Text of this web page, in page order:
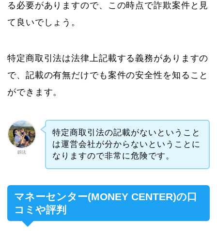
る必要がありますので、この時点で詐欺案件と見
て良いでしょう。
特定商取引法は法律上記載する義務がありますの
で、記載の有無だけでも案件の安全性を知ること
ができます。
釼法
特定商取引法の記載がないということ
は運営会社が分からないということに
なりますので非常に危険です。
マネーセンター(MONEY CENTER)の口
コミや評判